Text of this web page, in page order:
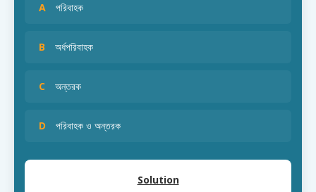
A পরিবাহক
B অর্ধপরিবাহক
C অন্তরক
D পরিবাহক ও অন্তরক
Solution